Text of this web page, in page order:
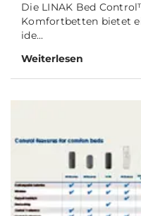
Die LINAK Bed
Komfortbetten bietet
ide...
Weiterlesen